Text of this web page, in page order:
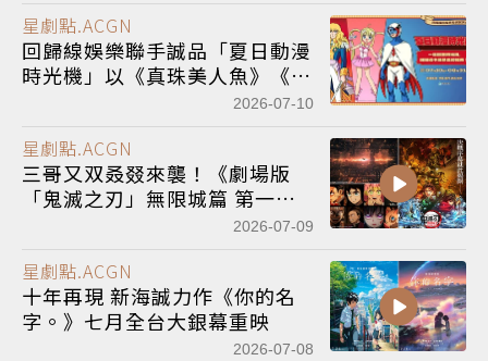
星劇點.ACGN
回歸線娛樂聯手誠品「夏日動漫
時光機」以《真珠美人魚》《科
學小飛俠》《凡爾賽玫瑰》重拾
2026-07-10
星劇點.ACGN
三哥又双叒叕來襲！《劇場版
「鬼滅之刃」無限城篇 第一
2026-07-09
星劇點.ACGN
十年再現 新海誠力作《你的名
字。》七月全台大銀幕重映
2026-07-08